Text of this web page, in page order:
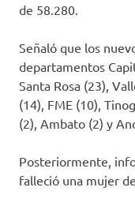
de 58.280.
Señaló que los
departamentos
Santa Rosa (23),
(14), FME (10),
(2), Ambato (2) y
Posteriormente,
falleció una mujer